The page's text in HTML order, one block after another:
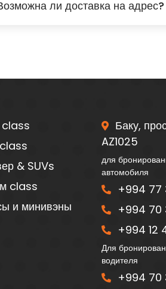
ли доставка на адрес?
class
& SUVs
class
и минивэны
Баку,
AZ1025
для
автомобиля
+994 77
+994 70
+994 12
Для
водителя
+994 70